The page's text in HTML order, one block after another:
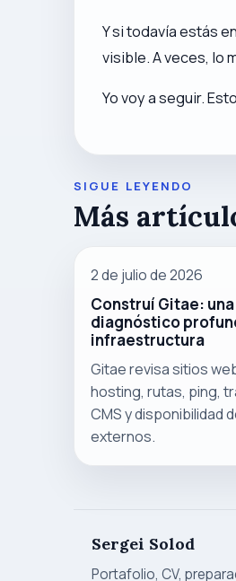
Y si todavía estás
visible. A veces, lo
Yo voy a seguir.
SIGUE LEYENDO
Más
2 de julio de 2026
Construí Gitae:
diagnóstico
infraestructura
Gitae revisa sitios
hosting, rutas, ping,
CMS y disponibilidad
externos.
Sergei Solod
Portafolio, CV,